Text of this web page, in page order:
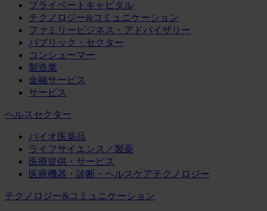
プライベートキャピタル
テクノロジー&コミュニケーション
ファミリービジネス・アドバイザリー
パブリック・セクター
コンシューマー
製造業
金融サービス
サービス
ヘルスセクター
バイオ医薬品
ライフサイエンス／製薬
医療提供・サービス
医療機器・診断・ヘルスケアテクノロジー
テクノロジー&コミュニケーション